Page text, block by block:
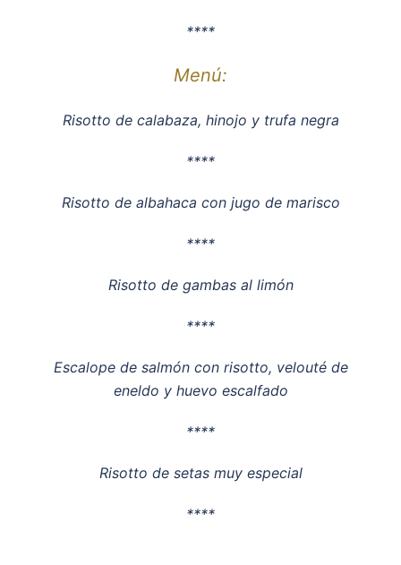
****
Menú:
Risotto de calabaza, hinojo y trufa negra
****
Risotto de albahaca con jugo de marisco
****
Risotto de gambas al limón
****
Escalope de salmón con risotto, velouté de
eneldo y huevo escalfado
****
Risotto de setas muy especial
****